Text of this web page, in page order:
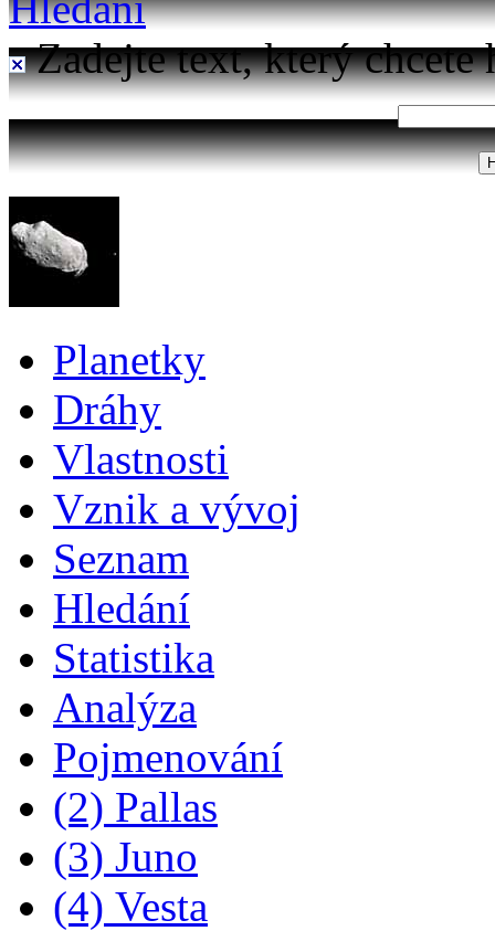
Zadejte text, který chcete
Planetky
Dráhy
Vlastnosti
Vznik a vývoj
Seznam
Hledání
Statistika
Analýza
Pojmenování
(2) Pallas
(3) Juno
(4) Vesta